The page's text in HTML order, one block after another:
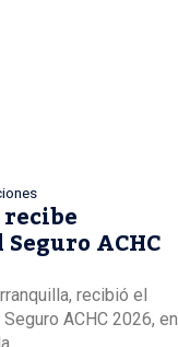
ACHC
recibió el
ACHC 2026, en